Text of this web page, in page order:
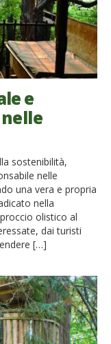
e
sostenibilità,
nelle
una vera e propria
nella
olistico al
dai turisti
[…]